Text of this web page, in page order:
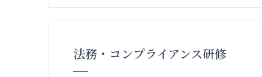
法務・コンプライアンス研修